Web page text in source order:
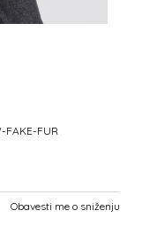
FAKE-FUR
Obavesti me o sniženju